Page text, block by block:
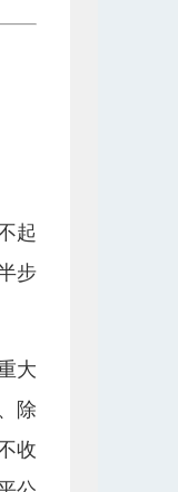
起
步
大
除
收